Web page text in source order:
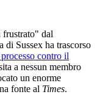
frustrato" dal
di Sussex ha trascorso
contro il
a nessun membro
un enorme
fonte al Times.